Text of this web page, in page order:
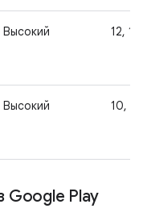
Высокий 12,
Высокий 10,
Google Play